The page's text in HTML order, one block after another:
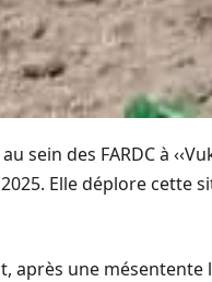
des FARDC à
Elle déplore cette
une mésentente